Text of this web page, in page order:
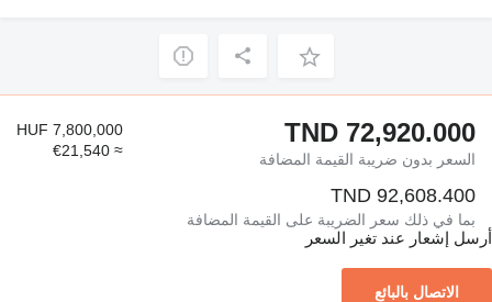
TND 72,920.000
السعر بدون ضريبة القيمة المضافة
HUF 7,800,000
≈ €21,540
TND 92,608.400
بما في ذلك سعر الضريبة على القيمة المضافة
أرسل إشعار عند تغير السعر
الاتصال بالبائع